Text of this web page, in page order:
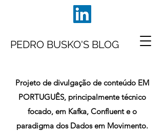
PEDRO BUSKO'S BLOG
Projeto de divulgação de conteúdo EM
PORTUGUÊS, principalmente técnico
focado, em Kafka, Confluent e o
paradigma dos Dados em Movimento.